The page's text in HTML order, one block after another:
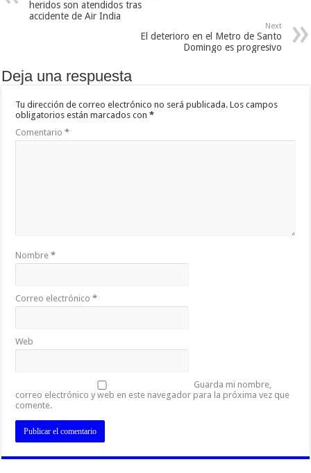
heridos son atendidos tras
accidente de Air India
Next
El deterioro en el Metro de Santo
Domingo es progresivo
Deja una respuesta
Tu dirección de correo electrónico no será publicada. Los campos
obligatorios están marcados con*
Comentario*
Nombre*
Correo electrónico*
Web
Guarda mi nombre,
correo electrónico y web en este navegador para la próxima vez que
comente.